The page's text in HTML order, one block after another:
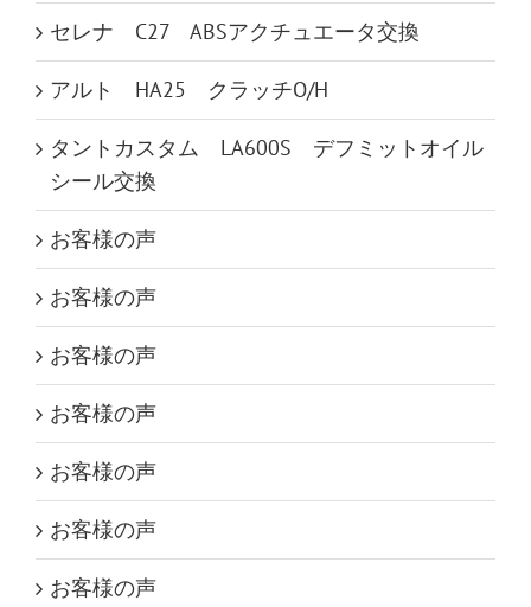
セレナ C27 ABSアクチュエータ交換
アルト HA25 クラッチO/H
タントカスタム LA600S デフミットオイル
シール交換
お客様の声
お客様の声
お客様の声
お客様の声
お客様の声
お客様の声
お客様の声